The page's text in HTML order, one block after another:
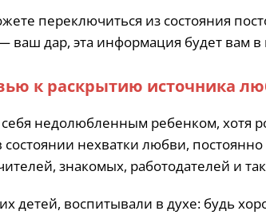
переключиться из состояния
ваш дар, эта информация будет вам
к раскрытию источника
себя недолюбленным ребенком,
состоянии нехватки любви,
знакомых, работодателей и
детей, воспитывали в духе: будь